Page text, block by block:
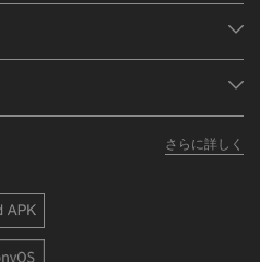
さらに詳しく